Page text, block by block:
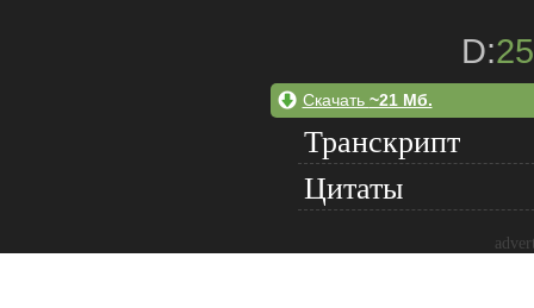
D:
Скачать ~21 Мб.
Транскрипт
Цитаты